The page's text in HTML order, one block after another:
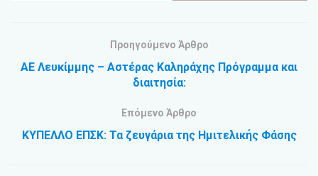
Προηγούμενο Άρθρο
ΑΕ Λευκίμμης – Αστέρας Καληράχης Πρόγραμμα και
διαιτησία:
Επόμενο Άρθρο
ΚΥΠΕΛΛΟ ΕΠΣΚ: Τα ζευγάρια της Ημιτελικής Φάσης